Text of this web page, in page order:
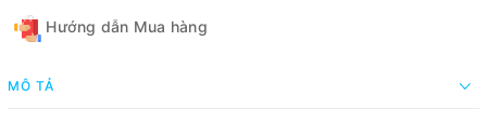
Hướng dẫn Mua hàng
MÔ TẢ